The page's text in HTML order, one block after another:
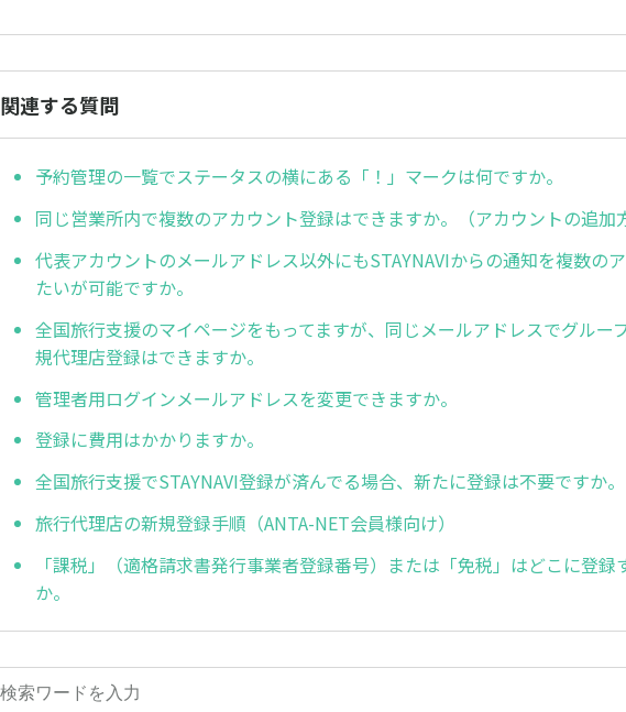
関連する質問
予約管理の一覧でステータスの横にある「！」マークは何ですか。
同じ営業所内で複数のアカウント登録はできますか。（アカウントの追加
代表アカウントのメールアドレス以外にもSTAYNAVIからの通知を複数の
たいが可能ですか。
全国旅行支援のマイページをもってますが、同じメールアドレスでグルー
規代理店登録はできますか。
管理者用ログインメールアドレスを変更できますか。
登録に費用はかかりますか。
全国旅行支援でSTAYNAVI登録が済んでる場合、新たに登録は不要ですか。
旅行代理店の新規登録手順（ANTA-NET会員様向け）
「課税」（適格請求書発行事業者登録番号）または「免税」はどこに登録
か。